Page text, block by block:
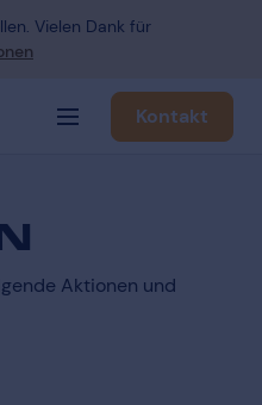
Vielen Dank für
Navigation öffnen
Kontakt
Aktionen und